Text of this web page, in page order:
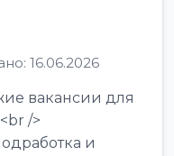
16.06.2026
вакансии для
/>
и